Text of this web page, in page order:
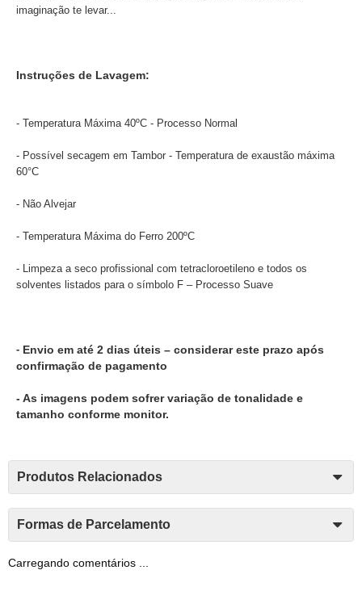
imaginação te levar...
Instruções de Lavagem:
- Temperatura Máxima 40ºC - Processo Normal
- Possível secagem em Tambor - Temperatura de exaustão máxima
60°C
- Não Alvejar
- Temperatura Máxima do Ferro 200ºC
- Limpeza a seco profissional com tetracloroetileno e todos os
solventes listados para o símbolo F – Processo Suave
- Envio em até 2 dias úteis – considerar este prazo após
confirmação de pagamento
- As imagens podem sofrer variação de tonalidade e
tamanho conforme monitor.
Produtos Relacionados
Formas de Parcelamento
Carregando comentários ...